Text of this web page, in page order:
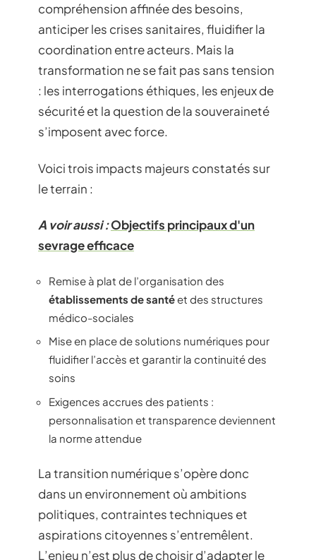
compréhension affinée des besoins,
anticiper les crises sanitaires, fluidifier la
coordination entre acteurs. Mais la
transformation ne se fait pas sans tension
: les interrogations éthiques, les enjeux de
sécurité et la question de la souveraineté
s’imposent avec force.
Voici trois impacts majeurs constatés sur
le terrain :
A voir aussi :Objectifs principaux d'un
sevrage efficace
Remise à plat de l’organisation des
établissements de santéet des structures
médico-sociales
Mise en place de solutions numériques pour
fluidifier l’accès et garantir la continuité des
soins
Exigences accrues des patients :
personnalisation et transparence deviennent
la norme attendue
La transition numérique s’opère donc
dans un environnement où ambitions
politiques, contraintes techniques et
aspirations citoyennes s’entremêlent.
L’enjeu n’est plus de choisir d’adapter le